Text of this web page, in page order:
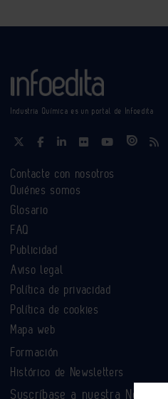
Industria Química es un portal de Infoedita
Contacte con nosotros
Quiénes somos
Glosario
FAQ
Publicidad
Aviso legal
Política de privacidad
Política de cookies
Mapa web
Formación
Histórico de Newsletters
Suscríbase a nuestra